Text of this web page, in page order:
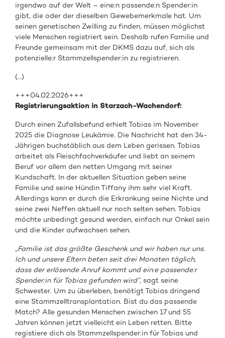
irgendwo auf der Welt – eine:n passende:n Spender:in
gibt, die oder der dieselben Gewebemerkmale hat. Um
seinen genetischen Zwilling zu finden, müssen möglichst
viele Menschen registriert sein. Deshalb rufen Familie und
Freunde gemeinsam mit der DKMS dazu auf, sich als
potenzielle:r Stammzellspender:in zu registrieren.
(…)
+++04.02.2026+++
Registrierungsaktion in Starzach-Wachendorf:
Durch einen Zufallsbefund erhielt Tobias im November
2025 die Diagnose Leukämie. Die Nachricht hat den 34-
Jährigen buchstäblich aus dem Leben gerissen. Tobias
arbeitet als Fleischfachverkäufer und liebt an seinem
Beruf vor allem den netten Umgang mit seiner
Kundschaft. In der aktuellen Situation geben seine
Familie und seine Hündin Tiffany ihm sehr viel Kraft.
Allerdings kann er durch die Erkrankung seine Nichte und
seine zwei Neffen aktuell nur noch selten sehen. Tobias
möchte unbedingt gesund werden, einfach nur Onkel sein
und die Kinder aufwachsen sehen.
„Familie ist das größte Geschenk und wir haben nur uns.
Ich und unsere Eltern beten seit drei Monaten täglich,
dass der erlösende Anruf kommt und ein:e passende:r
Spender:in für Tobias gefunden wird”, sagt seine
Schwester. Um zu überleben, benötigt Tobias dringend
eine Stammzelltransplantation. Bist du das passende
Match? Alle gesunden Menschen zwischen 17 und 55
Jahren können jetzt vielleicht ein Leben retten. Bitte
registiere dich als Stammzellspender:in für Tobias und